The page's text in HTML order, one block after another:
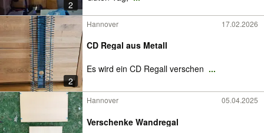
2
2
Hannover 17.02.2026
CD Regal aus Metall
Es wird ein CD Regall verschen ...
Hannover 05.04.2025
Verschenke Wandregal